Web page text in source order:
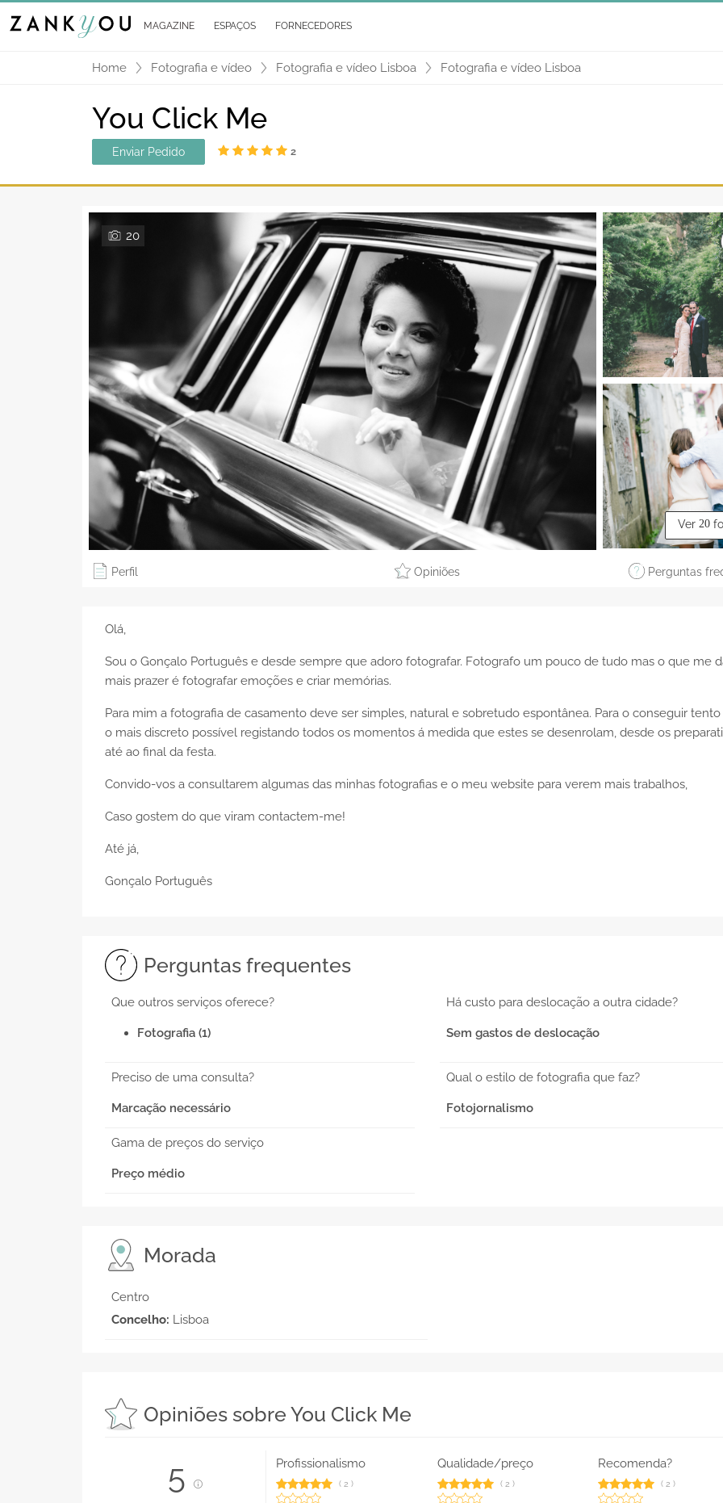
MAGAZINE ESPAÇOS FORNECEDORES
Home Fotografia e vídeo Fotografia e vídeo Lisboa Fotografia e vídeo Lisboa
You Click Me
Enviar Pedido 2
20
Ver 20
Perfil Opiniões Perguntas
Olá,
Sou o Gonçalo Português e desde sempre que adoro fotografar. Fotografo um pouco de tudo mas o que me
mais prazer é fotografar emoções e criar memórias.
Para mim a fotografia de casamento deve ser simples, natural e sobretudo espontânea. Para o conseguir tento
o mais discreto possível registando todos os momentos á medida que estes se desenrolam, desde os
até ao final da festa.
Convido-vos a consultarem algumas das minhas fotografias e o meu website para verem mais trabalhos,
Caso gostem do que viram contactem-me!
Até já,
Gonçalo Português
Perguntas frequentes
Que outros serviços oferece?
Fotografia (1)
Há custo para deslocação a outra cidade?
Sem gastos de deslocação
Preciso de uma consulta?
Marcação necessário
Qual o estilo de fotografia que faz?
Fotojornalismo
Gama de preços do serviço
Preço médio
Morada
Centro
Concelho: Lisboa
Opiniões sobre You Click Me
5 Profissionalismo
(2 )
Qualidade/preço
(2 )
Recomenda?
( 2)